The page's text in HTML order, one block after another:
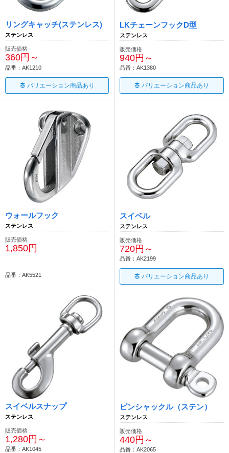
リングキャッチ(ステンレス)
ステンレス
販売価格
360円～
品番：AK1210
バリエーション商品あり
LKチェーンフックD型
ステンレス
販売価格
940円～
品番：AK1380
バリエーション商品あり
ウォールフック
ステンレス
販売価格
1,850円
品番：AK5521
スイベル
ステンレス
販売価格
720円～
品番：AK2199
バリエーション商品あり
スイベルスナップ
ステンレス
販売価格
1,280円～
品番：AK1045
ピンシャックル（ステン）
ステンレス
販売価格
440円～
品番：AK2065